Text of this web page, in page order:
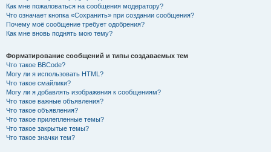
Как мне пожаловаться на сообщения модератору?
Что означает кнопка «Сохранить» при создании сообщения?
Почему моё сообщение требует одобрения?
Как мне вновь поднять мою тему?
Форматирование сообщений и типы создаваемых тем
Что такое BBCode?
Могу ли я использовать HTML?
Что такое смайлики?
Могу ли я добавлять изображения к сообщениям?
Что такое важные объявления?
Что такое объявления?
Что такое прилепленные темы?
Что такое закрытые темы?
Что такое значки тем?